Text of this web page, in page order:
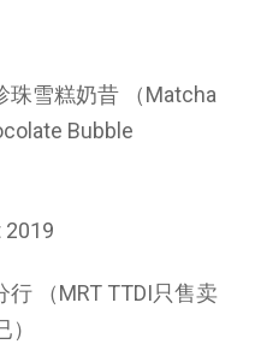
珠雪糕奶昔 （Matcha
Bubble
2019
（MRT TTDI只售卖